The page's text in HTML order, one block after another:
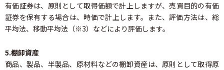
有価証券は、原則として取得価額で計上しますが、売買目的の有価
証券を保有する場合は、時価で計上します。また、評価方法は、総
平均法、移動平均法（※3）などにより評価します。
5.棚卸資産
商品、製品、半製品、原材料などの棚卸資産は、原則として取得原